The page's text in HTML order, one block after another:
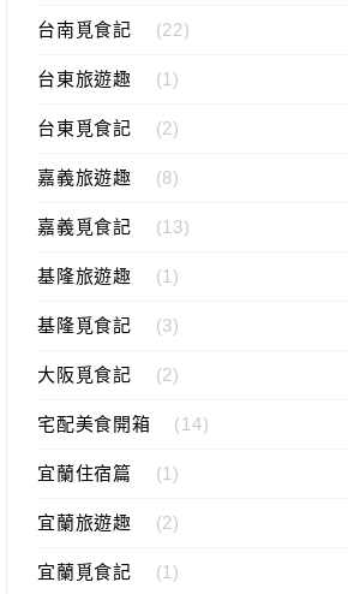
台南覓食記 (22)
台東旅遊趣 (1)
台東覓食記 (2)
嘉義旅遊趣 (8)
嘉義覓食記 (13)
基隆旅遊趣 (1)
基隆覓食記 (3)
大阪覓食記 (2)
宅配美食開箱 (14)
宜蘭住宿篇 (1)
宜蘭旅遊趣 (2)
宜蘭覓食記 (1)